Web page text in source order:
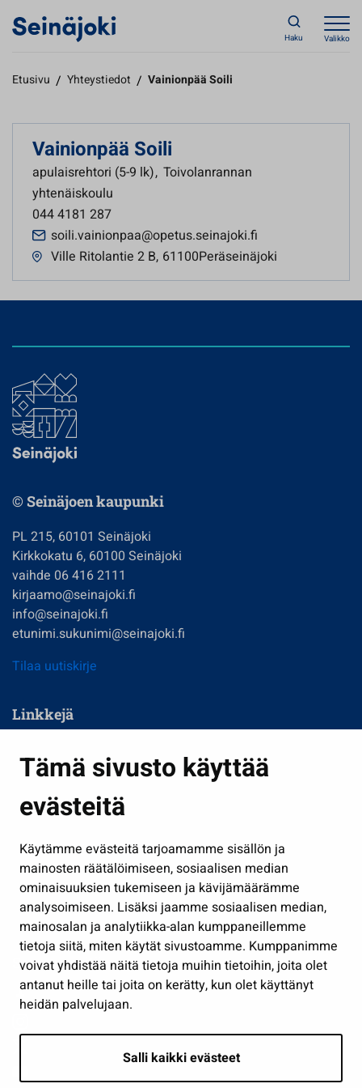
Tämä sivusto käyttää
evästeitä
Käytämme evästeitä tarjoamamme sisällön ja
mainosten räätälöimiseen, sosiaalisen median
ominaisuuksien tukemiseen ja kävijämäärämme
analysoimiseen. Lisäksi jaamme sosiaalisen median,
mainosalan ja analytiikka-alan kumppaneillemme
tietoja siitä, miten käytät sivustoamme. Kumppanimme
voivat yhdistää näitä tietoja muihin tietoihin, joita olet
antanut heille tai joita on kerätty, kun olet käyttänyt
heidän palvelujaan.
Salli kaikki evästeet
Haku Valikko
Etusivu / Yhteystiedot / Vainionpää Soili
Vainionpää Soili
apulaisrehtori (5-9 lk), Toivolanrannan
yhtenäiskoulu
044 4181 287
soili.vainionpaa@opetus.seinajoki.fi
Ville Ritolantie 2 B, 61100Peräseinäjoki
© Seinäjoen kaupunki
PL 215, 60101 Seinäjoki
Kirkkokatu 6, 60100 Seinäjoki
vaihde 06 416 2111
kirjaamo@seinajoki.fi
info@seinajoki.fi
etunimi.sukunimi@seinajoki.fi
Tilaa uutiskirje
Linkkejä
Kasvatus ja opetus
Kulttuuri ja liikunta
Työ ja yrittäminen
Osallistu ja asioi
Näytä omat evästeasetukseni
Seuraa meitä